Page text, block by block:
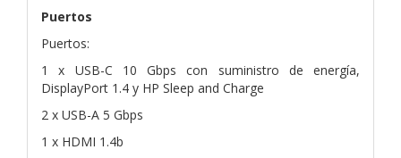
Puertos
Puertos:
1 x USB-C 10 Gbps con suministro de energía,
DisplayPort 1.4 y HP Sleep and Charge
2 x USB-A 5 Gbps
1 x HDMI 1.4b